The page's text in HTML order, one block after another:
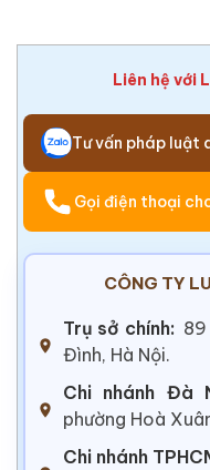
Liên hệ với
Tư vấn pháp luật
Gọi điện thoại
CÔNG TY
Trụ sở chính: 89
Đình, Hà Nội.
Chi nhánh Đà
phường Hoà
Chi nhánh